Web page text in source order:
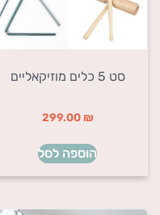
סט 5 כלים מוזיקאליים
299.00 ₪
הוספה לסל